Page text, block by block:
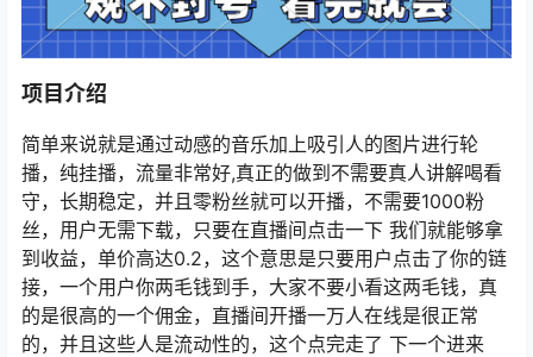
项目介绍
简单来说就是通过动感的音乐加上吸引人的图片进行轮
播，纯挂播，流量非常好,真正的做到不需要真人讲解喝看
守，长期稳定，并且零粉丝就可以开播，不需要1000粉
丝，用户无需下载，只要在直播间点击一下 我们就能够拿
到收益，单价高达0.2，这个意思是只要用户点击了你的链
接，一个用户你两毛钱到手，大家不要小看这两毛钱，真
的是很高的一个佣金，直播间开播一万人在线是很正常
的，并且这些人是流动性的，这个点完走了 下一个进来